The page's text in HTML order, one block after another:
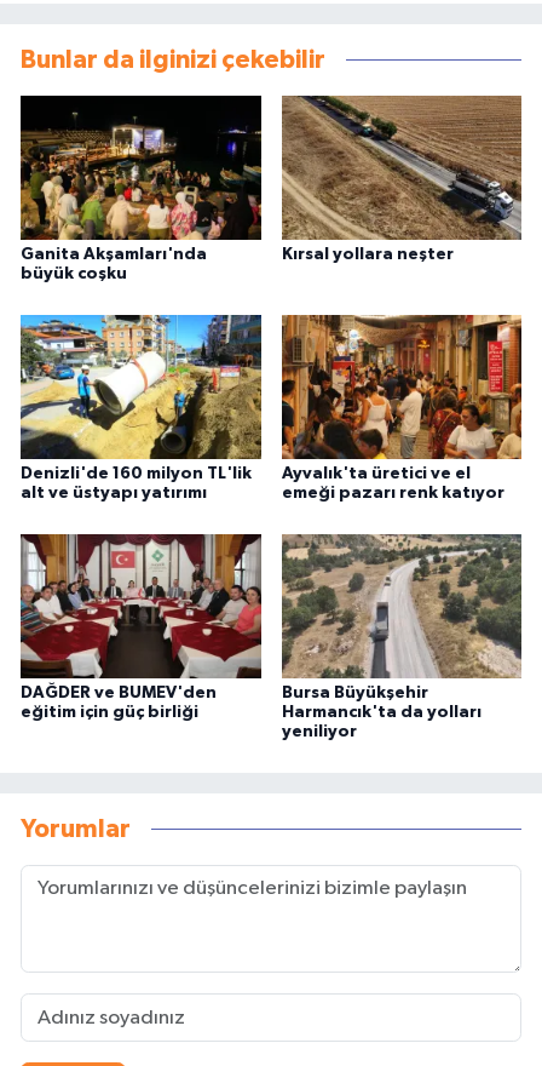
Bunlar da ilginizi çekebilir
Ganita Akşamları'nda
büyük coşku
Kırsal yollara neşter
Denizli'de 160 milyon TL'lik
alt ve üstyapı yatırımı
Ayvalık'ta üretici ve el
emeği pazarı renk katıyor
DAĞDER ve BUMEV'den
eğitim için güç birliği
Bursa Büyükşehir
Harmancık'ta da yolları
yeniliyor
Yorumlar